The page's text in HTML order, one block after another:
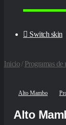
Switch skin
Inicio/ Programas de
Alto Mambo
Alto